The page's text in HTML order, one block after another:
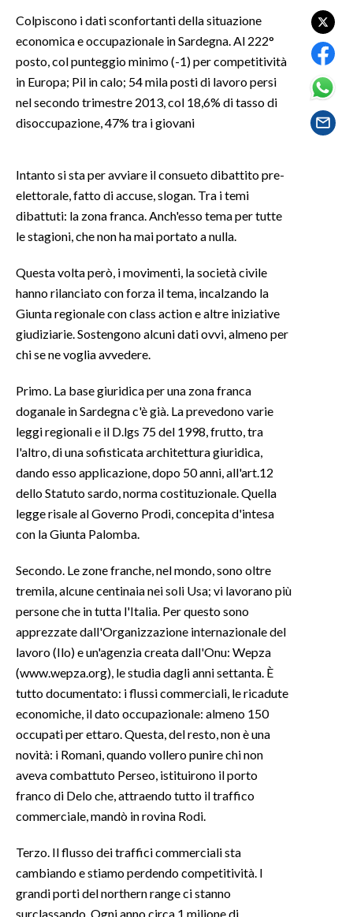
LAVORO
BANDI
SPORT IN SARDEGNA
SPORT
CALCIO
CALCIO REGIONALE
BASKET
VOLLEY
TENNIS
ALTRI SPORT
CULTURA
SPETTACOLI
SALUTE
SARDEGNA TURISMO
SARDI NEL MONDO
EVENTI
3 MINUTI CON
INSULARITÀ
INFO AZIENDE
ABBONATI
NECROLOGI
SPIAGGE
Colpiscono i dati sconfortanti della situazione
economica e occupazionale in Sardegna. Al 222°
posto, col punteggio minimo (-1) per competitività
in Europa; Pil in calo; 54 mila posti di lavoro persi
nel secondo trimestre 2013, col 18,6% di tasso di
disoccupazione, 47% tra i giovani
Intanto si sta per avviare il consueto dibattito pre-
elettorale, fatto di accuse, slogan. Tra i temi
dibattuti: la zona franca. Anch'esso tema per tutte
le stagioni, che non ha mai portato a nulla.
Questa volta però, i movimenti, la società civile
hanno rilanciato con forza il tema, incalzando la
Giunta regionale con class action e altre iniziative
giudiziarie. Sostengono alcuni dati ovvi, almeno per
chi se ne voglia avvedere.
Primo. La base giuridica per una zona franca
doganale in Sardegna c'è già. La prevedono varie
leggi regionali e il D.lgs 75 del 1998, frutto, tra
l'altro, di una sofisticata architettura giuridica,
dando esso applicazione, dopo 50 anni, all'art.12
dello Statuto sardo, norma costituzionale. Quella
legge risale al Governo Prodi, concepita d'intesa
con la Giunta Palomba.
Secondo. Le zone franche, nel mondo, sono oltre
tremila, alcune centinaia nei soli Usa; vi lavorano più
persone che in tutta l'Italia. Per questo sono
apprezzate dall'Organizzazione internazionale del
lavoro (Ilo) e un'agenzia creata dall'Onu: Wepza
(www.wepza.org), le studia dagli anni settanta. È
tutto documentato: i flussi commerciali, le ricadute
economiche, il dato occupazionale: almeno 150
occupati per ettaro. Questa, del resto, non è una
novità: i Romani, quando vollero punire chi non
aveva combattuto Perseo, istituirono il porto
franco di Delo che, attraendo tutto il traffico
commerciale, mandò in rovina Rodi.
Terzo. Il flusso dei traffici commerciali sta
cambiando e stiamo perdendo competitività. I
grandi porti del northern range ci stanno
surclassando. Ogni anno circa 1 milione di